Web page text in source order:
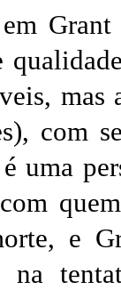
Grant
mas
com
uma
e
na